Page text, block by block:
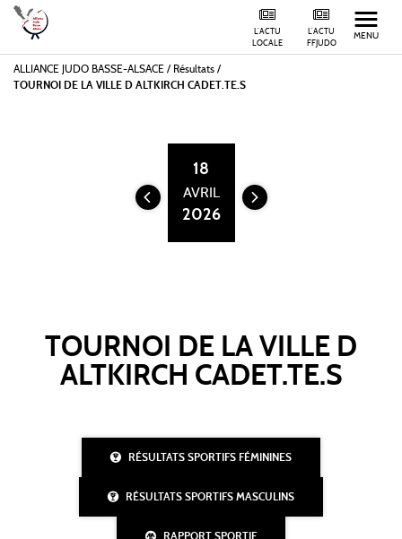
L'ACTU
FFJUDO
L'ACTU
LOCALE
MENU
ALLIANCE JUDO BASSE-ALSACE / Résultats /
TOURNOI DE LA VILLE D ALTKIRCH CADET.TE.S
18
AVRIL
2026
TOURNOI DE LA VILLE D
ALTKIRCH CADET.TE.S
RÉSULTATS SPORTIFS FÉMININES
RÉSULTATS SPORTIFS MASCULINS
RAPPORT SPORTIF